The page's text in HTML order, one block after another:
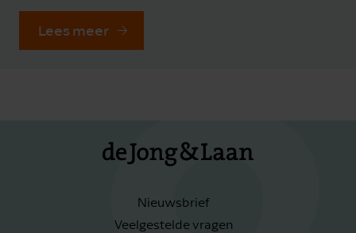
Lees meer
Nieuwsbrief
Veelgestelde vragen